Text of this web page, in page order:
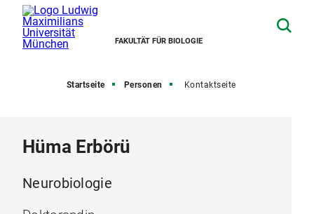
FAKULTÄT FÜR BIOLOGIE
Startseite Personen Kontaktseite
Hüma Erbörü
Neurobiologie